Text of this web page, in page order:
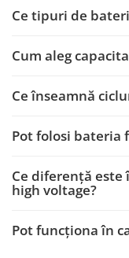
Ce tipuri de
Cum aleg
Ce înseamnă
Pot folosi bateria
Ce diferență
high voltage?
Pot funcționa în